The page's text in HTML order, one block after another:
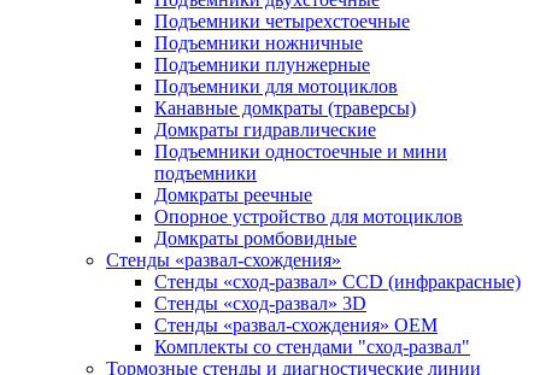
Подъемники четырехстоечные
Подъемники ножничные
Подъемники плунжерные
Подъемники для мотоциклов
Канавные домкраты (траверсы)
Домкраты гидравлические
Подъемники одностоечные и мини
подъемники
Домкраты реечные
Опорное устройство для мотоциклов
Домкраты ромбовидные
Стенды «развал-схождения»
Стенды «сход-развал» CCD (инфракрасные)
Стенды «сход-развал» 3D
Стенды «развал-схождения» ОЕМ
Комплекты со стендами "сход-развал"
Тормозные стенды и диагностические линии